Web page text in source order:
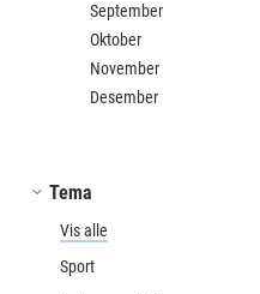
September
Oktober
November
Desember
Tema
Vis alle
Sport